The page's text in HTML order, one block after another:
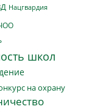
Нацгвардия
школ
на охрану